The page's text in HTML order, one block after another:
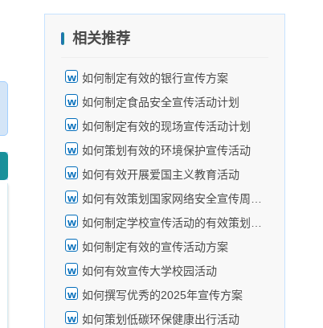
相关推荐
如何制定有效的银行宣传方案
如何制定食品安全宣传活动计划
如何制定有效的现场宣传活动计划
如何策划有效的环境保护宣传活动
如何有效开展爱国主义教育活动
如何有效策划国家网络安全宣传周活动
如何制定学校宣传活动的有效策划方案
如何制定有效的宣传活动方案
如何有效宣传大学校园活动
如何撰写优秀的2025年宣传方案
如何策划低碳环保健康出行活动